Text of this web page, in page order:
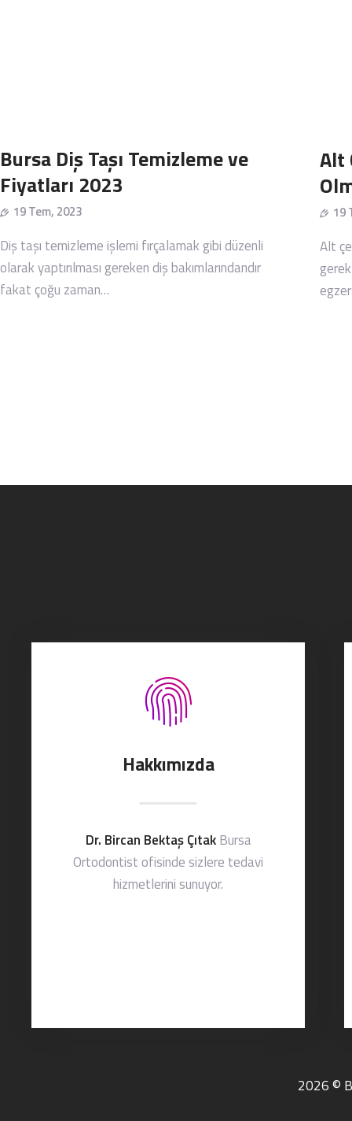
Bursa Diş Taşı Temizleme ve
Fiyatları 2023
19 Tem, 2023
Diş taşı temizleme işlemi fırçalamak gibi düzenli
olarak yaptırılması gereken diş bakımlarındandır
fakat çoğu zaman…
Alt
19
Alt
Hakkımızda
Dr. Bircan Bektaş ÇıtakBursa
Ortodontist ofisinde sizlere tedavi
hizmetlerini sunuyor.
2026 ©